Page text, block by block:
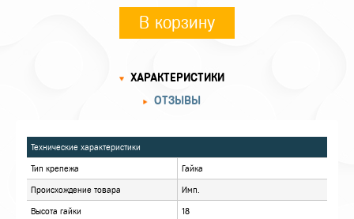
В корзину
ХАРАКТЕРИСТИКИ
ОТЗЫВЫ